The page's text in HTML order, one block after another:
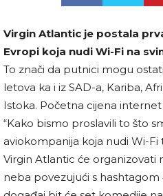
Virgin Atlantic je postala
Evropi koja nudi Wi-Fi na
To znači da putnici mogu
letova ka i iz SAD-a, Kariba,
Istoka. Početna cijena
“Kako bismo proslavili to što
aviokompanija koja nudi Wi-
Virgin Atlantic će organizovati
neba povezujući s hashtagom